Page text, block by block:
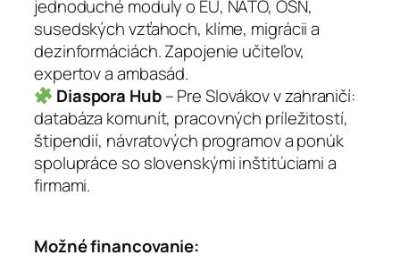
jednoduché moduly o EÚ, NATO, OSN,
susedských vzťahoch, klíme, migrácii a
dezinformáciách. Zapojenie učiteľov,
expertov a ambasád.
Diaspora Hub– Pre Slovákov v zahraničí:
databáza komunít, pracovných príležitostí,
štipendií, návratových programov a ponúk
spolupráce so slovenskými inštitúciami a
firmami.
Možné financovanie: